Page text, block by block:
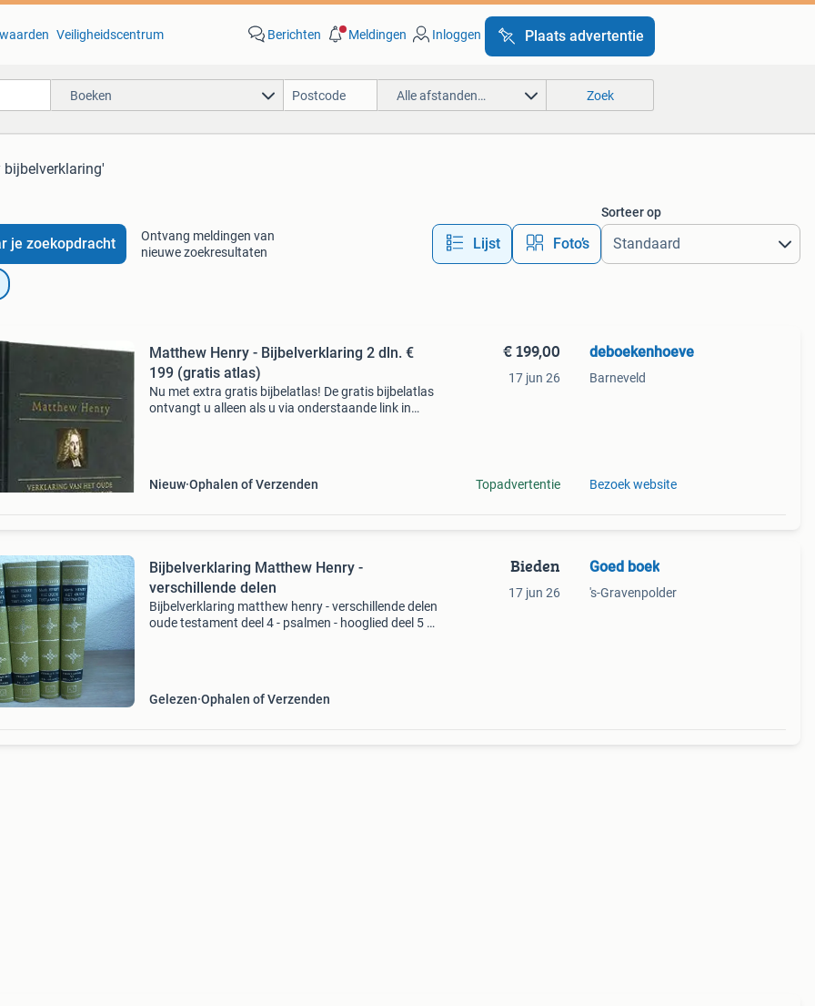
Veiligheidscentrum Berichten Meldingen Inloggen Plaats advertentie
Boeken Alle afstanden… Zoek
je zoekopdracht
Ontvang meldingen van
nieuwe zoekresultaten
Lijst Foto’s
Sorteer op
Matthew Henry - Bijbelverklaring 2 dln. €
199 (gratis atlas)
Nu met extra gratis bijbelatlas! De gratis bijbelatlas
ontvangt u alleen als u via onderstaande link in
Nieuw Ophalen of Verzenden
€ 199,00
17 jun 26
Topadvertentie
deboekenhoeve
Barneveld
Bezoek website
Bijbelverklaring Matthew Henry -
verschillende delen
Bijbelverklaring matthew henry - verschillende delen
oude testament deel 4 - psalmen - hooglied deel 5 -
Gelezen Ophalen of Verzenden
Bieden
17 jun 26
Goed boek
's-Gravenpolder